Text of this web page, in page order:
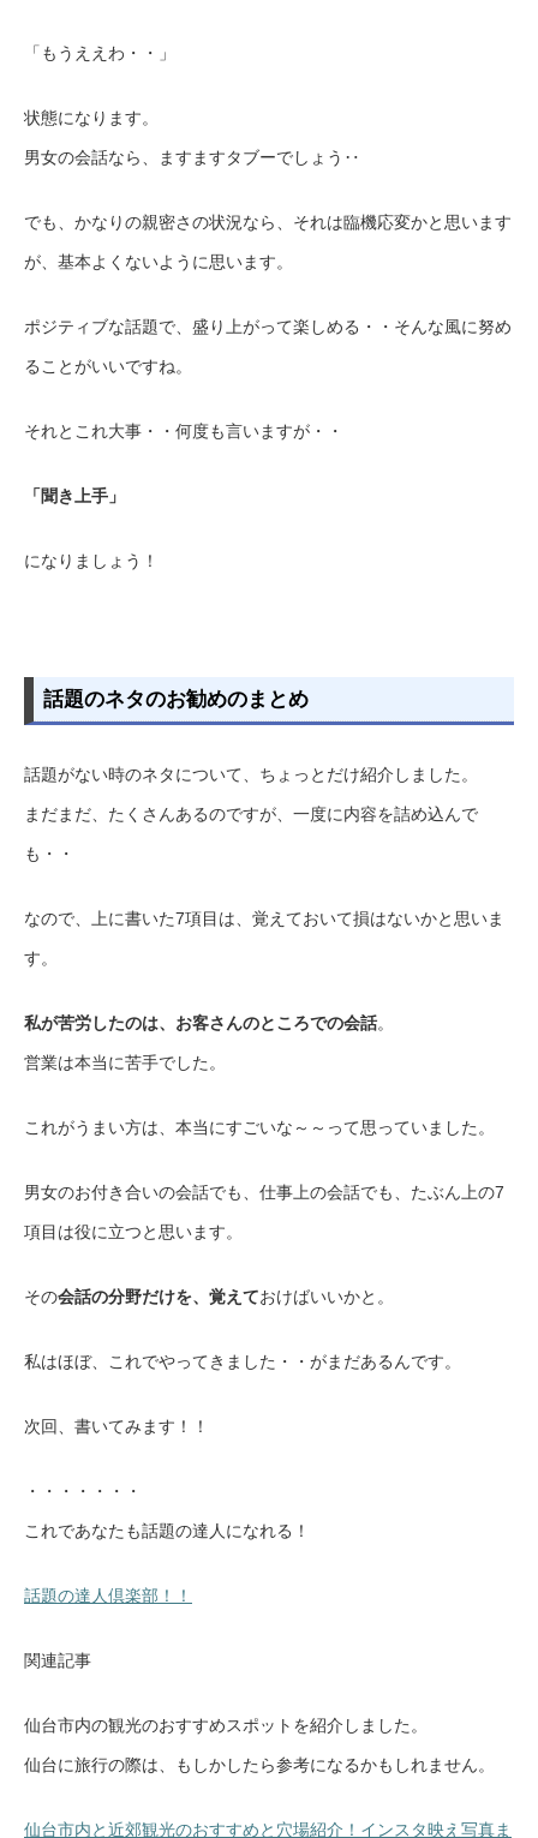
「もうええわ・・」
状態になります。
男女の会話なら、ますますタブーでしょう‥
でも、かなりの親密さの状況なら、それは臨機応変かと思います
が、基本よくないように思います。
ポジティブな話題で、盛り上がって楽しめる・・そんな風に努め
ることがいいですね。
それとこれ大事・・何度も言いますが・・
「聞き上手」
になりましょう！
話題のネタのお勧めのまとめ
話題がない時のネタについて、ちょっとだけ紹介しました。
まだまだ、たくさんあるのですが、一度に内容を詰め込んで
も・・
なので、上に書いた7項目は、覚えておいて損はないかと思いま
す。
私が苦労したのは、お客さんのところでの会話。
営業は本当に苦手でした。
これがうまい方は、本当にすごいな～～って思っていました。
男女のお付き合いの会話でも、仕事上の会話でも、たぶん上の7
項目は役に立つと思います。
その会話の分野だけを、覚えておけばいいかと。
私はほぼ、これでやってきました・・がまだあるんです。
次回、書いてみます！！
・・・・・・・
これであなたも話題の達人になれる！
話題の達人倶楽部！！
関連記事
仙台市内の観光のおすすめスポットを紹介しました。
仙台に旅行の際は、もしかしたら参考になるかもしれません。
仙台市内と近郊観光のおすすめと穴場紹介！インスタ映え写真ま